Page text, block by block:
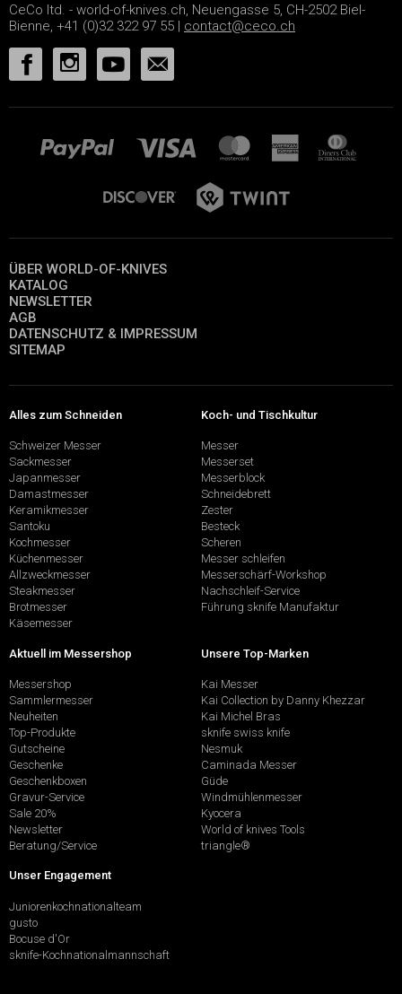
CeCo ltd. - world-of-knives.ch, Neuengasse 5, CH-2502 Biel-
Bienne, +41 (0)32 322 97 55 | contact@ceco.ch
ÜBER WORLD-OF-KNIVES
KATALOG
NEWSLETTER
AGB
DATENSCHUTZ & IMPRESSUM
SITEMAP
Alles zum Schneiden
Schweizer Messer
Sackmesser
Japanmesser
Damastmesser
Keramikmesser
Santoku
Kochmesser
Küchenmesser
Allzweckmesser
Steakmesser
Brotmesser
Käsemesser
Koch- und Tischkultur
Messer
Messerset
Messerblock
Schneidebrett
Zester
Besteck
Scheren
Messer schleifen
Messerschärf-Workshop
Nachschleif-Service
Führung sknife Manufaktur
Aktuell im Messershop
Messershop
Sammlermesser
Neuheiten
Top-Produkte
Gutscheine
Geschenke
Geschenkboxen
Gravur-Service
Sale 20%
Newsletter
Beratung/Service
Unsere Top-Marken
Kai Messer
Kai Collection by Danny Khezzar
Kai Michel Bras
sknife swiss knife
Nesmuk
Caminada Messer
Güde
Windmühlenmesser
Kyocera
World of knives Tools
triangle®
Unser Engagement
Juniorenkochnationalteam
gusto
Bocuse d'Or
sknife-Kochnationalmannschaft